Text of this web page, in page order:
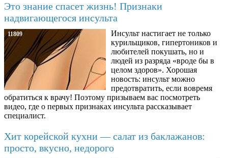
Это знание спасет жизнь! Признаки
надвигающегося инсульта
11809
Инсульт настигает не только
курильщиков, гипертоников и
любителей покушать, но и
людей из разряда «вроде бы в
целом здоров». Хорошая
новость: инсульт можно
предотвратить, если вовремя
обратиться к врачу! Поэтому призываем вас посмотреть
видео, где о первых признаках инсульта рассказывает
специалист.
Хит корейской кухни — салат из баклажанов:
просто, вкусно, недорого